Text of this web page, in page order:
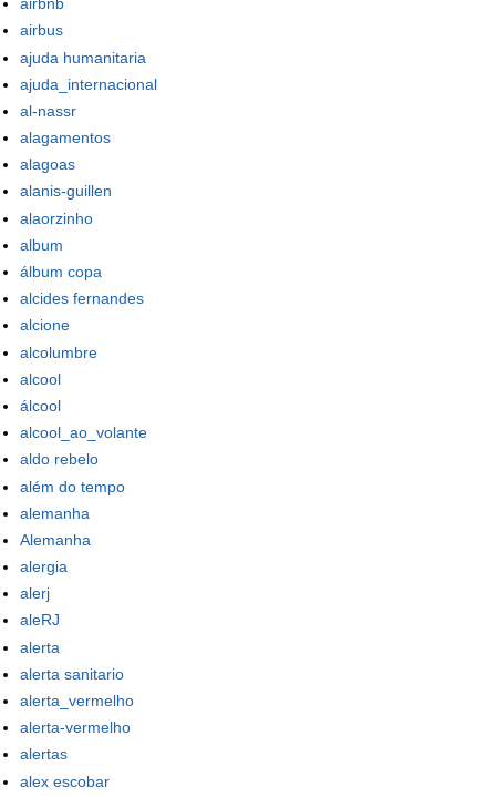
airbus
ajuda humanitaria
ajuda_internacional
al-nassr
alagamentos
alagoas
alanis-guillen
alaorzinho
album
álbum copa
alcides fernandes
alcione
alcolumbre
alcool
álcool
alcool_ao_volante
aldo rebelo
além do tempo
alemanha
Alemanha
alergia
alerj
aleRJ
alerta
alerta sanitario
alerta_vermelho
alerta-vermelho
alertas
alex escobar